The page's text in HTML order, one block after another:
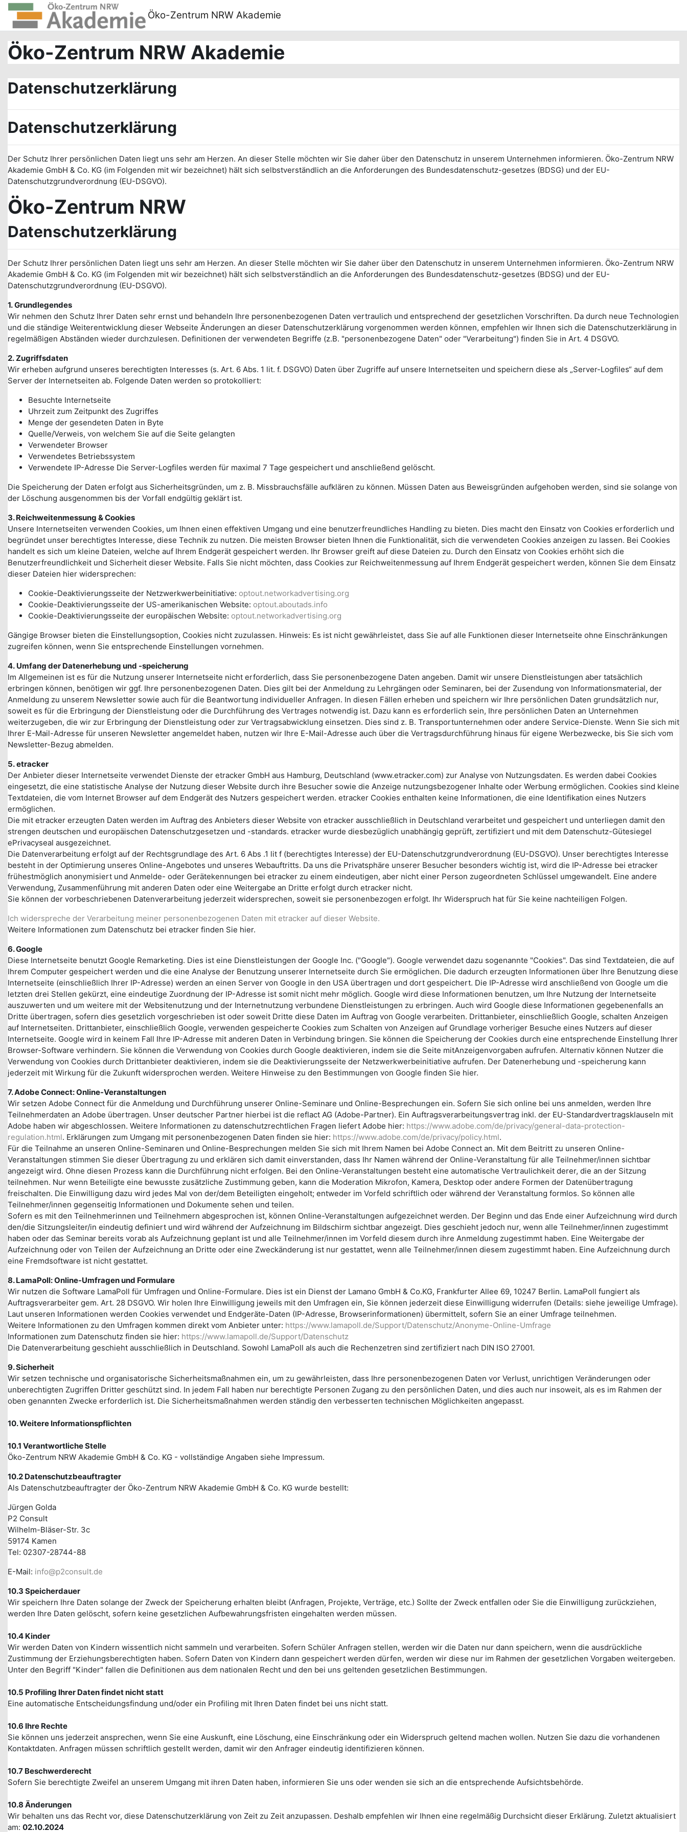
Zum Hauptinhalt
Öko-Zentrum NRW Akademie
Öko-Zentrum NRW Akademie
Datenschutzerklärung
Datenschutzerklärung
Der Schutz Ihrer persönlichen Daten liegt uns sehr am Herzen. An dieser Stelle möchten wir Sie daher über den Datenschutz in unserem Unternehmen informieren. Öko-Zentrum NRW
Akademie GmbH & Co. KG (im Folgenden mit wir bezeichnet) hält sich selbstverständlich an die Anforderungen des Bundesdatenschutz-gesetzes (BDSG) und der EU-
Datenschutzgrundverordnung (EU-DSGVO).
Öko-Zentrum NRW
Datenschutzerklärung
Der Schutz Ihrer persönlichen Daten liegt uns sehr am Herzen. An dieser Stelle möchten wir Sie daher über den Datenschutz in unserem Unternehmen informieren. Öko-Zentrum NRW
Akademie GmbH & Co. KG (im Folgenden mit wir bezeichnet) hält sich selbstverständlich an die Anforderungen des Bundesdatenschutz-gesetzes (BDSG) und der EU-
Datenschutzgrundverordnung (EU-DSGVO).
1.Grundlegendes
Wir nehmen den Schutz Ihrer Daten sehr ernst und behandeln Ihre personenbezogenen Daten vertraulich und entsprechend der gesetzlichen Vorschriften. Da durch neue Technologien
und die ständige Weiterentwicklung dieser Webseite Änderungen an dieser Datenschutzerklärung vorgenommen werden können, empfehlen wir Ihnen sich die Datenschutzerklärung in
regelmäßigen Abständen wieder durchzulesen. Definitionen der verwendeten Begriffe (z.B. "personenbezogene Daten" oder "Verarbeitung") finden Sie in Art. 4 DSGVO.
2.Zugriffsdaten
Wir erheben aufgrund unseres berechtigten Interesses (s. Art. 6 Abs. 1 lit. f. DSGVO) Daten über Zugriffe auf unsere Internetseiten und speichern diese als „Server-Logfiles“ auf dem
Server der Internetseiten ab. Folgende Daten werden so protokolliert:
Besuchte Internetseite
Uhrzeit zum Zeitpunkt des Zugriffes
Menge der gesendeten Daten in Byte
Quelle/Verweis, von welchem Sie auf die Seite gelangten
Verwendeter Browser
Verwendetes Betriebssystem
Verwendete IP-Adresse Die Server-Logfiles werden für maximal 7 Tage gespeichert und anschließend gelöscht.
Die Speicherung der Daten erfolgt aus Sicherheitsgründen, um z. B. Missbrauchsfälle aufklären zu können. Müssen Daten aus Beweisgründen aufgehoben werden, sind sie solange von
der Löschung ausgenommen bis der Vorfall endgültig geklärt ist.
3. Reichweitenmessung & Cookies
Unsere Internetseiten verwenden Cookies, um Ihnen einen effektiven Umgang und eine benutzerfreundliches Handling zu bieten. Dies macht den Einsatz von Cookies erforderlich und
begründet unser berechtigtes Interesse, diese Technik zu nutzen. Die meisten Browser bieten Ihnen die Funktionalität, sich die verwendeten Cookies anzeigen zu lassen. Bei Cookies
handelt es sich um kleine Dateien, welche auf Ihrem Endgerät gespeichert werden. Ihr Browser greift auf diese Dateien zu. Durch den Einsatz von Cookies erhöht sich die
Benutzerfreundlichkeit und Sicherheit dieser Website. Falls Sie nicht möchten, dass Cookies zur Reichweitenmessung auf Ihrem Endgerät gespeichert werden, können Sie dem Einsatz
dieser Dateien hier widersprechen:
Cookie-Deaktivierungsseite der Netzwerkwerbeinitiative: optout.networkadvertising.org
Cookie-Deaktivierungsseite der US-amerikanischen Website: optout.aboutads.info
Cookie-Deaktivierungsseite der europäischen Website: optout.networkadvertising.org
Gängige Browser bieten die Einstellungsoption, Cookies nicht zuzulassen. Hinweis: Es ist nicht gewährleistet, dass Sie auf alle Funktionen dieser Internetseite ohne Einschränkungen
zugreifen können, wenn Sie entsprechende Einstellungen vornehmen.
4. Umfang der Datenerhebung und -speicherung
Im Allgemeinen ist es für die Nutzung unserer Internetseite nicht erforderlich, dass Sie personenbezogene Daten angeben. Damit wir unsere Dienstleistungen aber tatsächlich
erbringen können, benötigen wir ggf. Ihre personenbezogenen Daten. Dies gilt bei der Anmeldung zu Lehrgängen oder Seminaren, bei der Zusendung von Informationsmaterial, der
Anmeldung zu unserem Newsletter sowie auch für die Beantwortung individueller Anfragen. In diesen Fällen erheben und speichern wir Ihre persönlichen Daten grundsätzlich nur,
soweit es für die Erbringung der Dienstleistung oder die Durchführung des Vertrages notwendig ist. Dazu kann es erforderlich sein, Ihre persönlichen Daten an Unternehmen
weiterzugeben, die wir zur Erbringung der Dienstleistung oder zur Vertragsabwicklung einsetzen. Dies sind z. B. Transportunternehmen oder andere Service-Dienste. Wenn Sie sich mit
Ihrer E-Mail-Adresse für unseren Newsletter angemeldet haben, nutzen wir Ihre E-Mail-Adresse auch über die Vertragsdurchführung hinaus für eigene Werbezwecke, bis Sie sich vom
Newsletter-Bezug abmelden.
5.etracker
Der Anbieter dieser Internetseite verwendet Dienste der etracker GmbH aus Hamburg, Deutschland (www.etracker.com) zur Analyse von Nutzungsdaten. Es werden dabei Cookies
eingesetzt, die eine statistische Analyse der Nutzung dieser Website durch ihre Besucher sowie die Anzeige nutzungsbezogener Inhalte oder Werbung ermöglichen. Cookies sind kleine
Textdateien, die vom Internet Browser auf dem Endgerät des Nutzers gespeichert werden. etracker Cookies enthalten keine Informationen, die eine Identifikation eines Nutzers
ermöglichen.
Die mit etracker erzeugten Daten werden im Auftrag des Anbieters dieser Website von etracker ausschließlich in Deutschland verarbeitet und gespeichert und unterliegen damit den
strengen deutschen und europäischen Datenschutzgesetzen und -standards. etracker wurde diesbezüglich unabhängig geprüft, zertifiziert und mit dem Datenschutz-Gütesiegel
ePrivacyseal ausgezeichnet.
Die Datenverarbeitung erfolgt auf der Rechtsgrundlage des Art. 6 Abs .1 lit f (berechtigtes Interesse) der EU-Datenschutzgrundverordnung (EU-DSGVO). Unser berechtigtes Interesse
besteht in der Optimierung unseres Online-Angebotes und unseres Webauftritts. Da uns die Privatsphäre unserer Besucher besonders wichtig ist, wird die IP-Adresse bei etracker
frühestmöglich anonymisiert und Anmelde- oder Gerätekennungen bei etracker zu einem eindeutigen, aber nicht einer Person zugeordneten Schlüssel umgewandelt. Eine andere
Verwendung, Zusammenführung mit anderen Daten oder eine Weitergabe an Dritte erfolgt durch etracker nicht.
Sie können der vorbeschriebenen Datenverarbeitung jederzeit widersprechen, soweit sie personenbezogen erfolgt. Ihr Widerspruch hat für Sie keine nachteiligen Folgen.
Ich widerspreche der Verarbeitung meiner personenbezogenen Daten mit etracker auf dieser Website.
Weitere Informationen zum Datenschutz bei etracker finden Sie hier.
6. Google
Diese Internetseite benutzt Google Remarketing. Dies ist eine Dienstleistungen der Google Inc. ("Google"). Google verwendet dazu sogenannte "Cookies". Das sind Textdateien, die auf
Ihrem Computer gespeichert werden und die eine Analyse der Benutzung unserer Internetseite durch Sie ermöglichen. Die dadurch erzeugten Informationen über Ihre Benutzung diese
Internetseite (einschließlich Ihrer IP-Adresse) werden an einen Server von Google in den USA übertragen und dort gespeichert. Die IP-Adresse wird anschließend von Google um die
letzten drei Stellen gekürzt, eine eindeutige Zuordnung der IP-Adresse ist somit nicht mehr möglich. Google wird diese Informationen benutzen, um Ihre Nutzung der Internetseite
auszuwerten und um weitere mit der Websitenutzung und der Internetnutzung verbundene Dienstleistungen zu erbringen. Auch wird Google diese Informationen gegebenenfalls an
Dritte übertragen, sofern dies gesetzlich vorgeschrieben ist oder soweit Dritte diese Daten im Auftrag von Google verarbeiten. Drittanbieter, einschließlich Google, schalten Anzeigen
auf Internetseiten. Drittanbieter, einschließlich Google, verwenden gespeicherte Cookies zum Schalten von Anzeigen auf Grundlage vorheriger Besuche eines Nutzers auf dieser
Internetseite. Google wird in keinem Fall Ihre IP-Adresse mit anderen Daten in Verbindung bringen. Sie können die Speicherung der Cookies durch eine entsprechende Einstellung Ihrer
Browser-Software verhindern. Sie können die Verwendung von Cookies durch Google deaktivieren, indem sie die Seite mitAnzeigenvorgaben aufrufen. Alternativ können Nutzer die
Verwendung von Cookies durch Drittanbieter deaktivieren, indem sie die Deaktivierungsseite der Netzwerkwerbeinitiative aufrufen. Der Datenerhebung und -speicherung kann
jederzeit mit Wirkung für die Zukunft widersprochen werden. Weitere Hinweise zu den Bestimmungen von Google finden Sie hier.
7. Adobe Connect: Online-Veranstaltungen
Wir setzen Adobe Connect für die Anmeldung und Durchführung unserer Online-Seminare und Online-Besprechungen ein. Sofern Sie sich online bei uns anmelden, werden Ihre
Teilnehmerdaten an Adobe übertragen. Unser deutscher Partner hierbei ist die reflact AG (Adobe-Partner). Ein Auftragsverarbeitungsvertrag inkl. der EU-Standardvertragsklauseln mit
Adobe haben wir abgeschlossen. Weitere Informationen zu datenschutzrechtlichen Fragen liefert Adobe hier: https://www.adobe.com/de/privacy/general-data-protection-
regulation.html. Erklärungen zum Umgang mit personenbezogenen Daten finden sie hier: https://www.adobe.com/de/privacy/policy.html.
Für die Teilnahme an unseren Online-Seminaren und Online-Besprechungen melden Sie sich mit Ihrem Namen bei Adobe Connect an. Mit dem Beitritt zu unseren Online-
Veranstaltungen stimmen Sie dieser Übertragung zu und erklären sich damit einverstanden, dass Ihr Namen während der Online-Veranstaltung für alle Teilnehmer/innen sichtbar
angezeigt wird. Ohne diesen Prozess kann die Durchführung nicht erfolgen. Bei den Online-Veranstaltungen besteht eine automatische Vertraulichkeit derer, die an der Sitzung
teilnehmen. Nur wenn Beteiligte eine bewusste zusätzliche Zustimmung geben, kann die Moderation Mikrofon, Kamera, Desktop oder andere Formen der Datenübertragung
freischalten. Die Einwilligung dazu wird jedes Mal von der/dem Beteiligten eingeholt; entweder im Vorfeld schriftlich oder während der Veranstaltung formlos. So können alle
Teilnehmer/innen gegenseitig Informationen und Dokumente sehen und teilen.
Sofern es mit den Teilnehmerinnen und Teilnehmern abgesprochen ist, können Online-Veranstaltungen aufgezeichnet werden. Der Beginn und das Ende einer Aufzeichnung wird durch
den/die Sitzungsleiter/in eindeutig definiert und wird während der Aufzeichnung im Bildschirm sichtbar angezeigt. Dies geschieht jedoch nur, wenn alle Teilnehmer/innen zugestimmt
haben oder das Seminar bereits vorab als Aufzeichnung geplant ist und alle Teilnehmer/innen im Vorfeld diesem durch ihre Anmeldung zugestimmt haben. Eine Weitergabe der
Aufzeichnung oder von Teilen der Aufzeichnung an Dritte oder eine Zweckänderung ist nur gestattet, wenn alle Teilnehmer/innen diesem zugestimmt haben. Eine Aufzeichnung durch
eine Fremdsoftware ist nicht gestattet.
8. LamaPoll: Online-Umfragen und Formulare
Wir nutzen die Software LamaPoll für Umfragen und Online-Formulare. Dies ist ein Dienst der Lamano GmbH & Co.KG, Frankfurter Allee 69, 10247 Berlin. LamaPoll fungiert als
Auftragsverarbeiter gem. Art. 28 DSGVO. Wir holen Ihre Einwilligung jeweils mit den Umfragen ein, Sie können jederzeit diese Einwilligung widerrufen (Details: siehe jeweilige Umfrage).
Laut unseren Informationen werden Cookies verwendet und Endgeräte-Daten (IP-Adresse, Browserinformationen) übermittelt, sofern Sie an einer Umfrage teilnehmen.
Weitere Informationen zu den Umfragen kommen direkt vom Anbieter unter: https://www.lamapoll.de/Support/Datenschutz/Anonyme-Online-Umfrage
Informationen zum Datenschutz finden sie hier: https://www.lamapoll.de/Support/Datenschutz
Die Datenverarbeitung geschieht ausschließlich in Deutschland. Sowohl LamaPoll als auch die Rechenzetren sind zertifiziert nach DIN ISO 27001.
9. Sicherheit
Wir setzen technische und organisatorische Sicherheitsmaßnahmen ein, um zu gewährleisten, dass Ihre personenbezogenen Daten vor Verlust, unrichtigen Veränderungen oder
unberechtigten Zugriffen Dritter geschützt sind. In jedem Fall haben nur berechtigte Personen Zugang zu den persönlichen Daten, und dies auch nur insoweit, als es im Rahmen der
oben genannten Zwecke erforderlich ist. Die Sicherheitsmaßnahmen werden ständig den verbesserten technischen Möglichkeiten angepasst.
10. Weitere Informationspflichten
10.1 Verantwortliche Stelle
Öko-Zentrum NRW Akademie GmbH & Co. KG - vollständige Angaben siehe Impressum.
10.2 Datenschutzbeauftragter
Als Datenschutzbeauftragter der Öko-Zentrum NRW Akademie GmbH & Co. KG wurde bestellt:
Jürgen Golda
P2 Consult
Wilhelm-Bläser-Str. 3c
59174 Kamen
Tel: 02307-28744-88
E-Mail: info@p2consult.de
10.3 Speicherdauer
Wir speichern Ihre Daten solange der Zweck der Speicherung erhalten bleibt (Anfragen, Projekte, Verträge, etc.) Sollte der Zweck entfallen oder Sie die Einwilligung zurückziehen,
werden Ihre Daten gelöscht, sofern keine gesetzlichen Aufbewahrungsfristen eingehalten werden müssen.
10.4 Kinder
Wir werden Daten von Kindern wissentlich nicht sammeln und verarbeiten. Sofern Schüler Anfragen stellen, werden wir die Daten nur dann speichern, wenn die ausdrückliche
Zustimmung der Erziehungsberechtigten haben. Sofern Daten von Kindern dann gespeichert werden dürfen, werden wir diese nur im Rahmen der gesetzlichen Vorgaben weitergeben.
Unter den Begriff "Kinder" fallen die Definitionen aus dem nationalen Recht und den bei uns geltenden gesetzlichen Bestimmungen.
10.5 Profiling Ihrer Daten findet nicht statt
Eine automatische Entscheidungsfindung und/oder ein Profiling mit Ihren Daten findet bei uns nicht statt.
10.6 Ihre Rechte
Sie können uns jederzeit ansprechen, wenn Sie eine Auskunft, eine Löschung, eine Einschränkung oder ein Widerspruch geltend machen wollen. Nutzen Sie dazu die vorhandenen
Kontaktdaten. Anfragen müssen schriftlich gestellt werden, damit wir den Anfrager eindeutig identifizieren können.
10.7 Beschwerderecht
Sofern Sie berechtigte Zweifel an unserem Umgang mit ihren Daten haben, informieren Sie uns oder wenden sie sich an die entsprechende Aufsichtsbehörde.
10.8 Änderungen
Wir behalten uns das Recht vor, diese Datenschutzerklärung von Zeit zu Zeit anzupassen. Deshalb empfehlen wir Ihnen eine regelmäßig Durchsicht dieser Erklärung. Zuletzt aktualisiert
am: 02.10.2024